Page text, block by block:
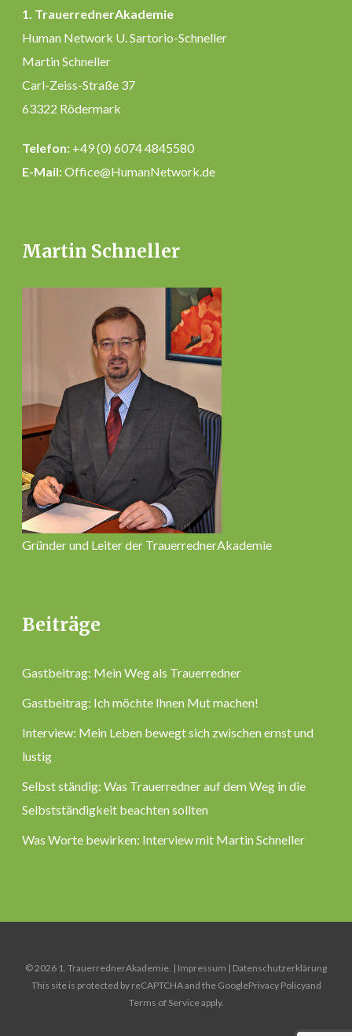
1. TrauerrednerAkademie
Human Network U. Sartorio-Schneller
Martin Schneller
Carl-Zeiss-Straße 37
63322 Rödermark
Telefon: +49 (0) 6074 4845580
E-Mail:Office@HumanNetwork.de
Martin Schneller
Gründer und Leiter der TrauerrednerAkademie
Beiträge
Gastbeitrag: Mein Weg als Trauerredner
Gastbeitrag: Ich möchte Ihnen Mut machen!
Interview: Mein Leben bewegt sich zwischen ernst und
lustig
Selbst ständig: Was Trauerredner auf dem Weg in die
Selbstständigkeit beachten sollten
Was Worte bewirken: Interview mit Martin Schneller
© 2026 1. TrauerrednerAkademie. | Impressum | Datenschutzerklärung
This site is protected by reCAPTCHA and the GooglePrivacy Policyand
Terms of Serviceapply.